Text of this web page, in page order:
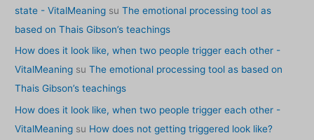
state - VitalMeaning suThe emotional processing tool as
based on Thais Gibson’s teachings
How does it look like, when two people trigger each other -
VitalMeaning suThe emotional processing tool as based on
Thais Gibson’s teachings
How does it look like, when two people trigger each other -
VitalMeaning su How does not getting triggered look like?